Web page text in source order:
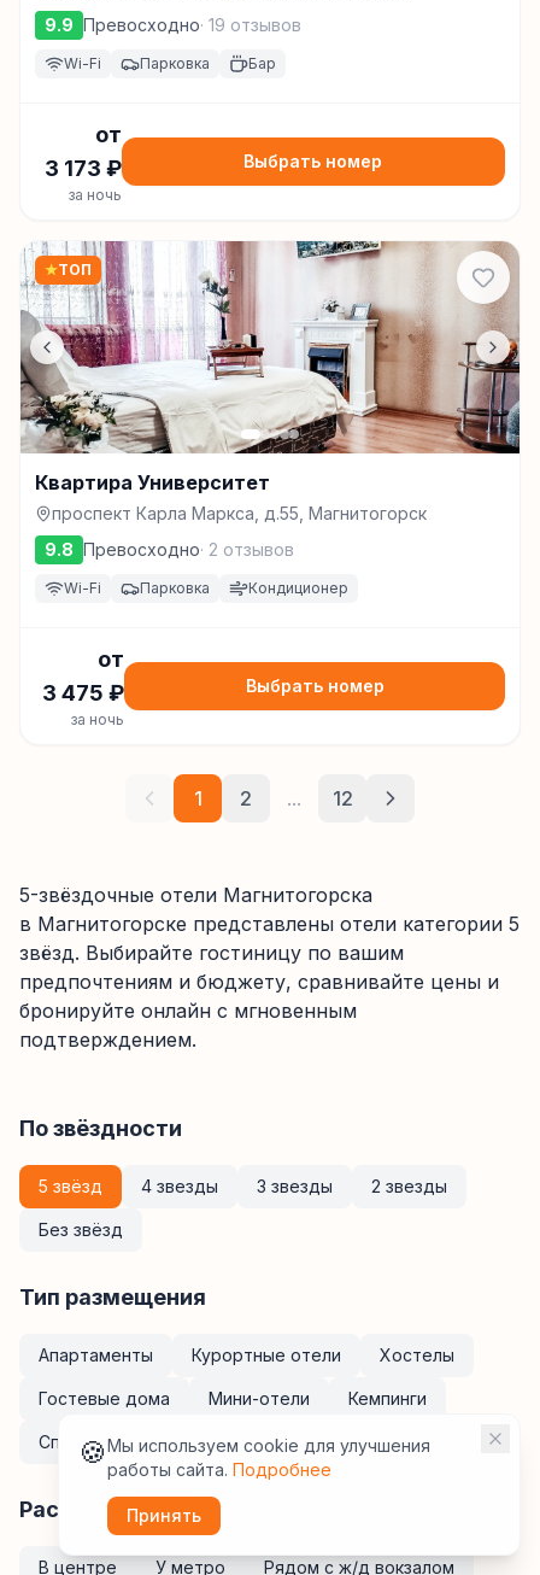
9.9 Превосходно· 19 отзывов
Wi-Fi Парковка Бар
от
3 173 ₽
за ночь
Выбрать номер
★ТОП
Квартира Университет
проспект Карла Маркса, д.55, Магнитогорск
9.8 Превосходно· 2 отзывов
Wi-Fi Парковка Кондиционер
от
3 475 ₽
за ночь
Выбрать номер
1 2 ... 12
5-звёздочные отели Магнитогорска
в Магнитогорске представлены отели категории 5
звёзд. Выбирайте гостиницу по вашим
предпочтениям и бюджету, сравнивайте цены и
бронируйте онлайн с мгновенным
подтверждением.
По звёздности
5 звёзд 4 звезды 3 звезды 2 звезды
Без звёзд
Тип размещения
Апартаменты Курортные отели Хостелы
Гостевые дома Мини-отели Кемпинги
Спа-отели Санатории Отели
Расположение
В центре У метро Рядом с ж/д вокзалом
🍪Мы используем cookie для улучшения
работы сайта. Подробнее
Принять